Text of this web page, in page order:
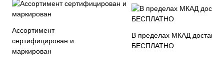
Ассортимент
сертифицирован и
маркирован
В пределах МКАД доставка
БЕСПЛАТНО